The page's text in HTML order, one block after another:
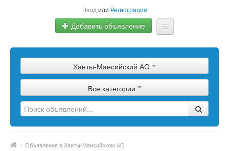
Вход или Регистрация
Добавить объявление
Сырье
Изделия
Оборудование
Ханты-Мансийский АО
Все категории
/ Объявления в Ханты-Мансийском АО